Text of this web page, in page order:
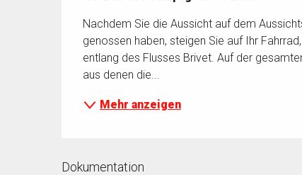
Nachdem Sie die Aussicht auf dem
genossen haben, steigen Sie auf Ihr
entlang des Flusses Brivet. Auf der
aus denen die...
Mehr anzeigen
Dokumentation